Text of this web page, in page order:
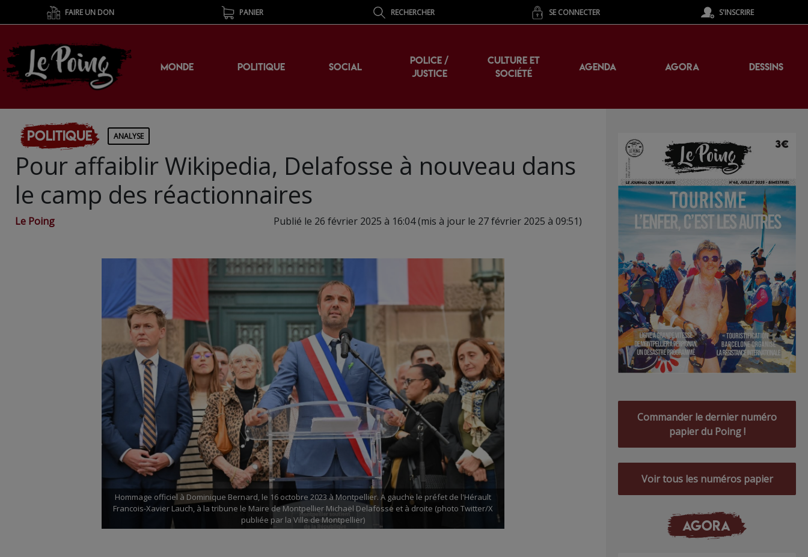
FAIRE UN DON PANIER RECHERCHER SE CONNECTER S'INSCRIRE
MONDE POLITIQUE SOCIAL
POLICE /
JUSTICE
CULTURE ET
SOCIÉTÉ
AGENDA AGORA DESSINS
Politique ANALYSE
Pour affaiblir Wikipedia, Delafosse à nouveau dans
le camp des réactionnaires
Le Poing Publié le 26 février 2025 à 16:04 (mis à jour le 27 février 2025 à 09:51)
Hommage officiel à Dominique Bernard, le 16 octobre 2023 à Montpellier. A gauche le préfet de l'Hérault
Francois-Xavier Lauch, à la tribune le Maire de Montpellier Michaël Delafosse et à droite (photo Twitter/X
publiée par la Ville de Montpellier)
Commander le dernier numéro
papier du Poing !
Voir tous les numéros papier
AGORA